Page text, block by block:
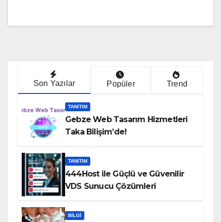
Son Yazılar Popüler Trend
TANITIM
Gebze Web Tasarım Hizmetleri
Taka Bilişim’de!
TANITIM
444Host ile Güçlü ve Güvenilir
VDS Sunucu Çözümleri
BILGI